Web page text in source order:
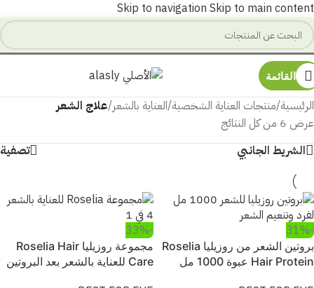
Skip to navigation Skip to main content
القائمة
الرئيسية/منتجات العناية الشخصية/العناية بالشعر/علاج الشعر
عرض ⁦6⁩ من كل النتائج
الشريط الجانبي
تصفية
-31%
بروتين الشعر من روزيليا Roselia
Hair Protein عبوة 1000 مل
-33%
مجموعة روزيليا Roselia Hair
Care للعناية بالشعر بعد البروتين